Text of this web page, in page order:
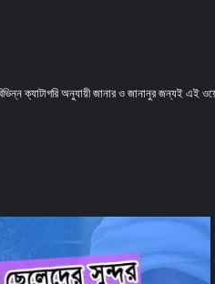
ক্যাটাগরি অনুযায়ী জানার ও জানানুর জন্যই এই